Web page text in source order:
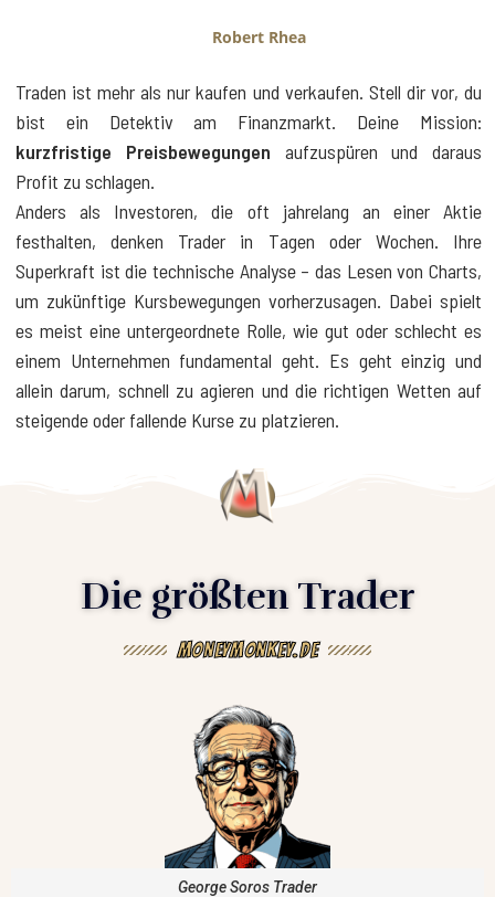
Robert Rhea
Traden ist mehr als nur kaufen und verkaufen. Stell dir vor, du
bist ein Detektiv am Finanzmarkt. Deine Mission:
kurzfristige Preisbewegungen aufzuspüren und daraus
Profit zu schlagen.
Anders als Investoren, die oft jahrelang an einer Aktie
festhalten, denken Trader in Tagen oder Wochen. Ihre
Superkraft ist die technische Analyse – das Lesen von Charts,
um zukünftige Kursbewegungen vorherzusagen. Dabei spielt
es meist eine untergeordnete Rolle, wie gut oder schlecht es
einem Unternehmen fundamental geht. Es geht einzig und
allein darum, schnell zu agieren und die richtigen Wetten auf
steigende oder fallende Kurse zu platzieren.
Die größten Trader
MoneyMonkey.de
George Soros Trader